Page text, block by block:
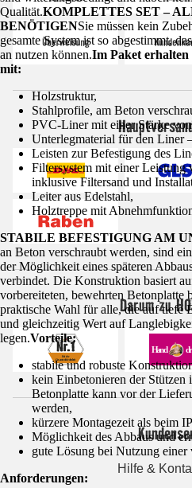
Qualität.KOMPLETTES SET –
BENÖTIGENSie müssen kein
gesamte System ist so abgestimmt,
an nutzen können.Im Paket erhalten
mit:
Holzstruktur,
Stahlprofile, am Beton
PVC-Liner mit einer Stärke
Unterlegmaterial für den Liner
Leisten zur Befestigung des
Filtersystem mit einer Leistung
inklusive Filtersand und
Leiter aus Edelstahl,
Holztreppe mit
STABILE BEFESTIGUNG AM
an Beton verschraubt werden, sind
der Möglichkeit eines späteren
verbindet. Die Konstruktion basiert
vorbereiteten, bewehrten Betonplatte
praktische Wahl für alle, die auf tiefe
und gleichzeitig Wert auf
legen.Vorteile:
stabile und robuste
kein Einbetonieren der
Betonplatte kann vor der
werden,
kürzere Montagezeit als beim
Möglichkeit des Abbaus und
gute Lösung bei Nutzung einer
Anforderungen:
Darum zu
Hilfe &